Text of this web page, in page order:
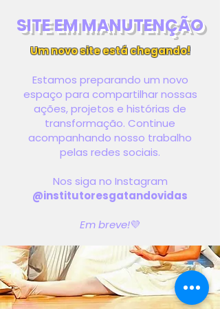
SITE EM MANUTENÇÃO
Um novo site está chegando!
Estamos preparando um novo
espaço para compartilhar nossas
ações, projetos e histórias de
transformação. Continue
acompanhando nosso trabalho
pelas redes sociais.
Nos siga no Instagram
@institutoresgatandovidas
Em breve!💜